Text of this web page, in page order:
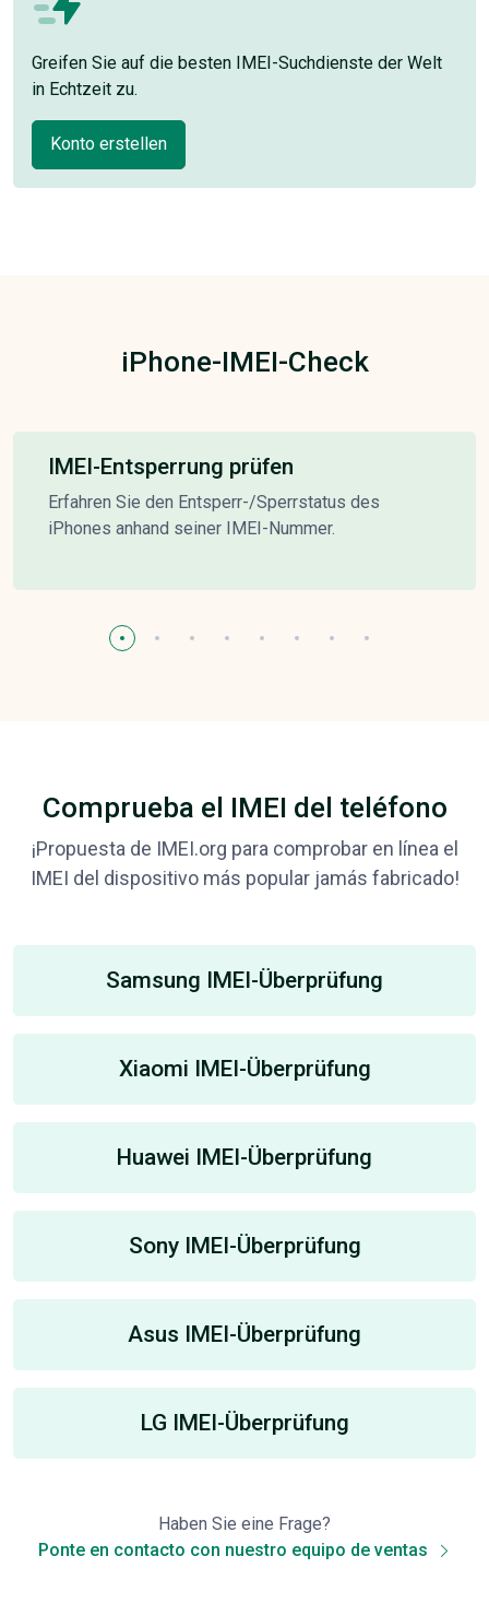
Greifen Sie auf die besten IMEI-Suchdienste der Welt
in Echtzeit zu.
Konto erstellen
iPhone-IMEI-Check
IMEI-Entsperrung prüfen
Erfahren Sie den Entsperr-/Sperrstatus des
iPhones anhand seiner IMEI-Nummer.
Comprueba el IMEI del teléfono
¡Propuesta de IMEI.org para comprobar en línea el
IMEI del dispositivo más popular jamás fabricado!
Samsung IMEI-Überprüfung
Xiaomi IMEI-Überprüfung
Huawei IMEI-Überprüfung
Sony IMEI-Überprüfung
Asus IMEI-Überprüfung
LG IMEI-Überprüfung
Haben Sie eine Frage?
Ponte en contacto con nuestro equipo de ventas